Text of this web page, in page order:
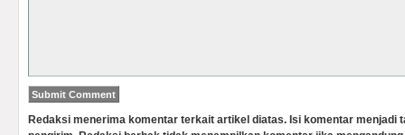
Redaksi menerima komentar terkait artikel diatas. Isi komentar menjadi